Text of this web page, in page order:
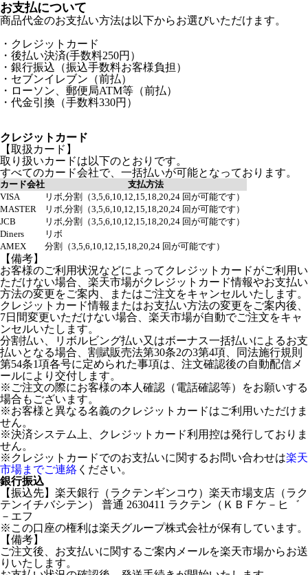
お支払について
商品代金のお支払い方法は以下からお選びいただけます。
・クレジットカード
・後払い決済(手数料250円）
・銀行振込（振込手数料お客様負担）
・セブンイレブン（前払）
・ローソン、郵便局ATM等（前払）
・代金引換（手数料330円）
クレジットカード
【取扱カード】
取り扱いカードは以下のとおりです。
すべてのカード会社で、一括払いが可能となっております。
カード会社
支払方法
VISA
リボ,分割（3,5,6,10,12,15,18,20,24 回が可能です）
MASTER
リボ,分割（3,5,6,10,12,15,18,20,24 回が可能です）
JCB
リボ,分割（3,5,6,10,12,15,18,20,24 回が可能です）
Diners
リボ
AMEX
分割（3,5,6,10,12,15,18,20,24 回が可能です）
【備考】
お客様のご利用状況などによってクレジットカードがご利用い
ただけない場合、楽天市場がクレジットカード情報やお支払い
方法の変更をご案内、またはご注文をキャンセルいたします。
クレジットカード情報またはお支払い方法の変更をご案内後、
7日間変更いただけない場合、楽天市場が自動でご注文をキャ
ンセルいたします。
分割払い、リボルビング払い又はボーナス一括払いによるお支
払いとなる場合、割賦販売法第30条2の3第4項、同法施行規則
第54条1項各号に定められた事項は、注文確認後の自動配信メ
ールにより交付します。
※ご注文の際にお客様の本人確認（電話確認等）をお願いする
場合もございます。
※お客様と異なる名義のクレジットカードはご利用いただけま
せん。
※決済システム上、クレジットカード利用控は発行しておりま
せん。
※クレジットカードでのお支払いに関するお問い合わせは楽天
市場までご連絡 ください。
銀行振込
【振込先】楽天銀行（ラクテンギンコウ）楽天市場支店（ラク
テンイチバシテン） 普通 2630411 ラクテン（ＫＢＦケ－ヒ゛
－エフ
※この口座の権利は楽天グループ株式会社が保有しています。
【備考】
ご注文後、お支払いに関するご案内メールを楽天市場からお送
りいたします。